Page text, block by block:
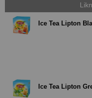
Ice Tea Lipton
Ice Tea Lipton